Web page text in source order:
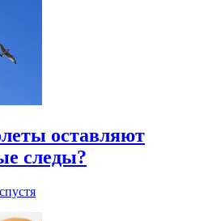
оставляют
следы?